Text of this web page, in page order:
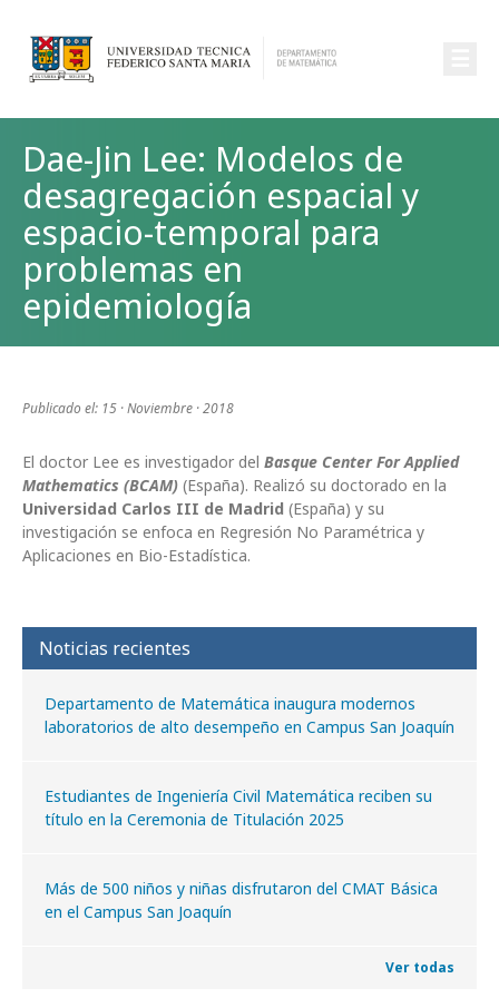
Dae-Jin Lee: Modelos de
desagregación espacial y
espacio-temporal para
problemas en
epidemiología
Publicado el: 15 · Noviembre · 2018
El doctor Lee es investigador del Basque Center For Applied
Mathematics (BCAM) (España). Realizó su doctorado en la
Universidad Carlos III de Madrid (España) y su
investigación se enfoca en Regresión No Paramétrica y
Aplicaciones en Bio-Estadística.
Noticias recientes
Departamento de Matemática inaugura modernos
laboratorios de alto desempeño en Campus San Joaquín
Estudiantes de Ingeniería Civil Matemática reciben su
título en la Ceremonia de Titulación 2025
Más de 500 niños y niñas disfrutaron del CMAT Básica
en el Campus San Joaquín
Ver todas